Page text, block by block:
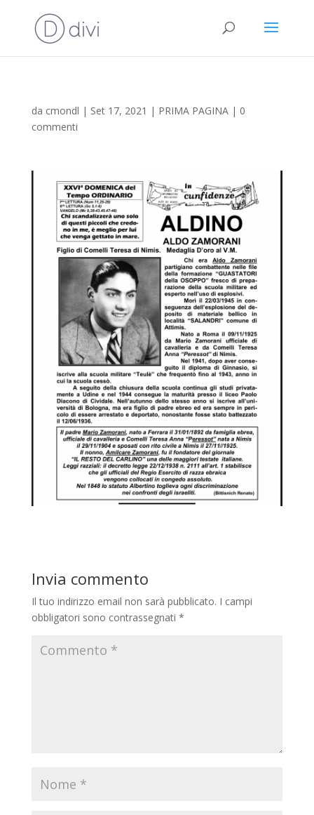
da cmondl | Set 17, 2021 | PRIMA PAGINA| 0
commenti
Invia commento
Il tuo indirizzo email non sarà pubblicato. I campi
obbligatori sono contrassegnati *